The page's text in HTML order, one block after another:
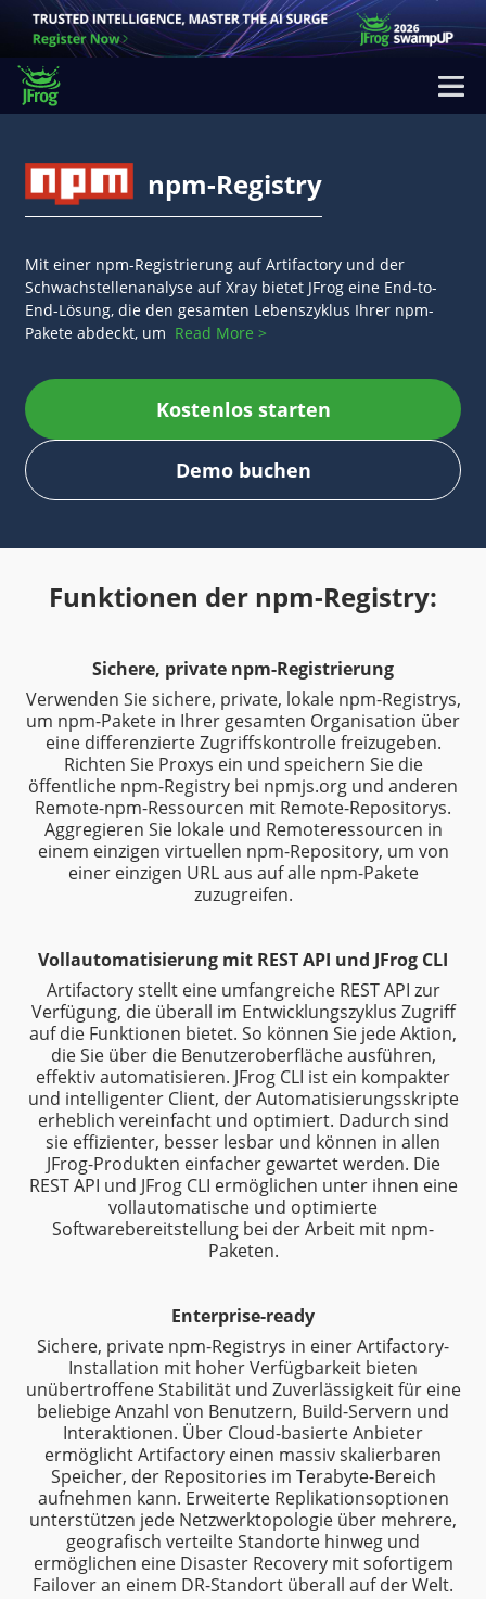
npm-Registry
Mit einer npm-Registrierung auf Artifactory und der
Schwachstellenanalyse auf Xray bietet JFrog eine End-to-
End-Lösung, die den gesamten Lebenszyklus Ihrer npm-
Pakete abdeckt, um Read More >
Kostenlos starten
Demo buchen
Funktionen der npm-Registry:
Sichere, private npm-Registrierung
Verwenden Sie sichere, private, lokale npm-Registrys,
um npm-Pakete in Ihrer gesamten Organisation über
eine differenzierte Zugriffskontrolle freizugeben.
Richten Sie Proxys ein und speichern Sie die
öffentliche npm-Registry bei npmjs.org und anderen
Remote-npm-Ressourcen mit Remote-Repositorys.
Aggregieren Sie lokale und Remoteressourcen in
einem einzigen virtuellen npm-Repository, um von
einer einzigen URL aus auf alle npm-Pakete
zuzugreifen.
Vollautomatisierung mit REST API und JFrog CLI
Artifactory stellt eine umfangreiche REST API zur
Verfügung, die überall im Entwicklungszyklus Zugriff
auf die Funktionen bietet. So können Sie jede Aktion,
die Sie über die Benutzeroberfläche ausführen,
effektiv automatisieren. JFrog CLI ist ein kompakter
und intelligenter Client, der Automatisierungsskripte
erheblich vereinfacht und optimiert. Dadurch sind
sie effizienter, besser lesbar und können in allen
JFrog-Produkten einfacher gewartet werden. Die
REST API und JFrog CLI ermöglichen unter ihnen eine
vollautomatische und optimierte
Softwarebereitstellung bei der Arbeit mit npm-
Paketen.
Enterprise-ready
Sichere, private npm-Registrys in einer Artifactory-
Installation mit hoher Verfügbarkeit bieten
unübertroffene Stabilität und Zuverlässigkeit für eine
beliebige Anzahl von Benutzern, Build-Servern und
Interaktionen. Über Cloud-basierte Anbieter
ermöglicht Artifactory einen massiv skalierbaren
Speicher, der Repositories im Terabyte-Bereich
aufnehmen kann. Erweiterte Replikationsoptionen
unterstützen jede Netzwerktopologie über mehrere,
geografisch verteilte Standorte hinweg und
ermöglichen eine Disaster Recovery mit sofortigem
Failover an einem DR-Standort überall auf der Welt.